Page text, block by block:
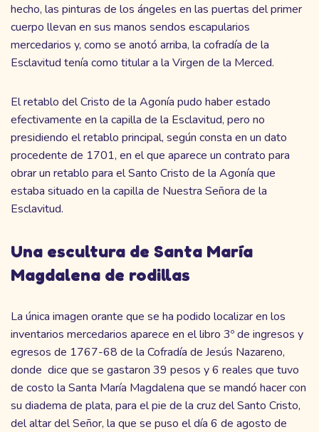
hecho, las pinturas de los ángeles en las puertas del primer
cuerpo llevan en sus manos sendos escapularios
mercedarios y, como se anotó arriba, la cofradía de la
Esclavitud tenía como titular a la Virgen de la Merced.
El retablo del Cristo de la Agonía pudo haber estado
efectivamente en la capilla de la Esclavitud, pero no
presidiendo el retablo principal, según consta en un dato
procedente de 1701, en el que aparece un contrato para
obrar un retablo para el Santo Cristo de la Agonía que
estaba situado en la capilla de Nuestra Señora de la
Esclavitud.
Una escultura de Santa María
Magdalena de rodillas
La única imagen orante que se ha podido localizar en los
inventarios mercedarios aparece en el libro 3º de ingresos y
egresos de 1767-68 de la Cofradía de Jesús Nazareno,
donde dice que se gastaron 39 pesos y 6 reales que tuvo
de costo la Santa María Magdalena que se mandó hacer con
su diadema de plata, para el pie de la cruz del Santo Cristo,
del altar del Señor, la que se puso el día 6 de agosto de